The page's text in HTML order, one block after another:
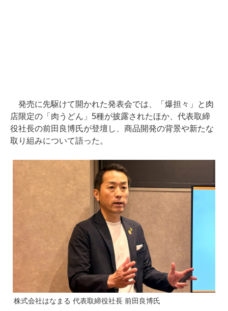
発売に先駆けて開かれた発表会では、「爆担々」と肉
店限定の「肉うどん」5種が披露されたほか、代表取締
役社長の前田良博氏が登壇し、商品開発の背景や新たな
取り組みについて語った。
株式会社はなまる 代表取締役社長 前田良博氏